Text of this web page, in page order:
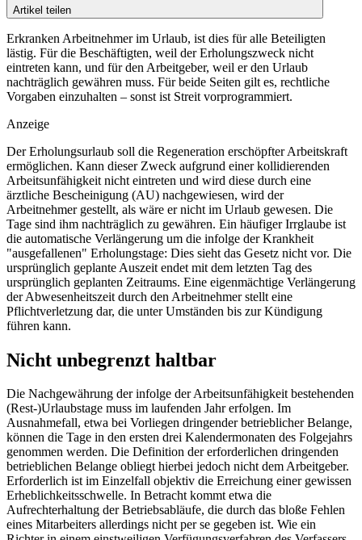
Artikel teilen
Erkranken Arbeitnehmer im Urlaub, ist dies für alle Beteiligten
lästig. Für die Beschäftigten, weil der Erholungszweck nicht
eintreten kann, und für den Arbeitgeber, weil er den Urlaub
nachträglich gewähren muss. Für beide Seiten gilt es, rechtliche
Vorgaben einzuhalten – sonst ist Streit vorprogrammiert.
Anzeige
Der Erholungsurlaub soll die Regeneration erschöpfter Arbeitskraft
ermöglichen. Kann dieser Zweck aufgrund einer kollidierenden
Arbeitsunfähigkeit nicht eintreten und wird diese durch eine
ärztliche Bescheinigung (AU) nachgewiesen, wird der
Arbeitnehmer gestellt, als wäre er nicht im Urlaub gewesen. Die
Tage sind ihm nachträglich zu gewähren. Ein häufiger Irrglaube ist
die automatische Verlängerung um die infolge der Krankheit
"ausgefallenen" Erholungstage: Dies sieht das Gesetz nicht vor. Die
ursprünglich geplante Auszeit endet mit dem letzten Tag des
ursprünglich geplanten Zeitraums. Eine eigenmächtige Verlängerung
der Abwesenheitszeit durch den Arbeitnehmer stellt eine
Pflichtverletzung dar, die unter Umständen bis zur Kündigung
führen kann.
Nicht unbegrenzt haltbar
Die Nachgewährung der infolge der Arbeitsunfähigkeit bestehenden
(Rest-)Urlaubstage muss im laufenden Jahr erfolgen. Im
Ausnahmefall, etwa bei Vorliegen dringender betrieblicher Belange,
können die Tage in den ersten drei Kalendermonaten des Folgejahrs
genommen werden. Die Definition der erforderlichen dringenden
betrieblichen Belange obliegt hierbei jedoch nicht dem Arbeitgeber.
Erforderlich ist im Einzelfall objektiv die Erreichung einer gewissen
Erheblichkeitsschwelle. In Betracht kommt etwa die
Aufrechterhaltung der Betriebsabläufe, die durch das bloße Fehlen
eines Mitarbeiters allerdings nicht per se gegeben ist. Wie ein